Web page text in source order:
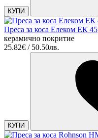
КУПИ
Преса за коса Елеком ЕК 45
керамично покритие
25.82€ / 50.50лв.
КУПИ